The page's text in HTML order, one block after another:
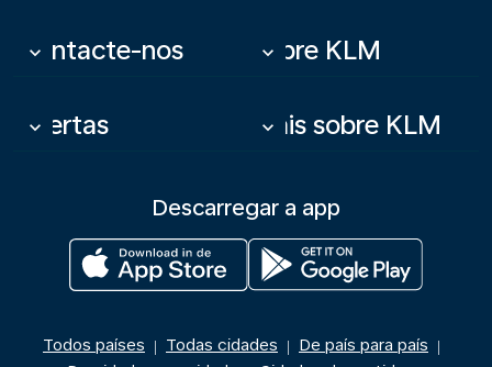
Contacte-nos
keyboard_arrow_down Sobre KLM
keyboard_arrow_down
Ofertas
keyboard_arrow_down Mais sobre KLM
keyboard_arrow_down
Descarregar a app
Todos países | Todas cidades | De país para país |